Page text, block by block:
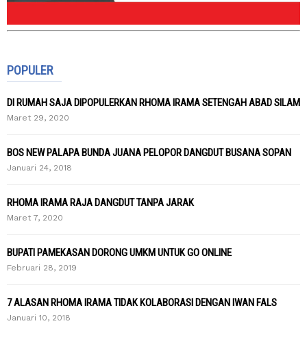
POPULER
DI RUMAH SAJA DIPOPULERKAN RHOMA IRAMA SETENGAH ABAD SILAM
Maret 29, 2020
BOS NEW PALAPA BUNDA JUANA PELOPOR DANGDUT BUSANA SOPAN
Januari 24, 2018
RHOMA IRAMA RAJA DANGDUT TANPA JARAK
Maret 7, 2020
BUPATI PAMEKASAN DORONG UMKM UNTUK GO ONLINE
Februari 28, 2019
7 ALASAN RHOMA IRAMA TIDAK KOLABORASI DENGAN IWAN FALS
Januari 10, 2018